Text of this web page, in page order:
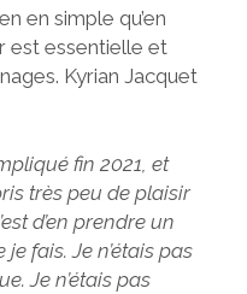
en simple qu’en
est essentielle et
Kyrian Jacquet
fin 2021, et
très peu de plaisir
d’en prendre un
fais. Je n’étais pas
Je n’étais pas